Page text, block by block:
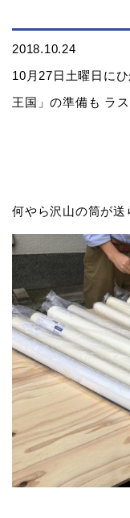
2018.10.24
10月27日土曜日に
王国」の準備も ラ
何やら沢山の筒が送